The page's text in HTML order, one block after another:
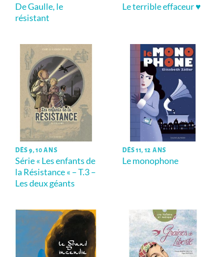
De Gaulle, le
résistant
Le terrible effaceur ♥
DÈS 9, 10 ANS
Série « Les enfants de
la Résistance « – T.3 –
Les deux géants
DÈS 11, 12 ANS
Le monophone